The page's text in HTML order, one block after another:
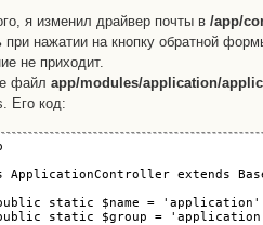
</div>
<div class="row"></div>
<div class="row">
<label>
<div
<input
</label>
<div class="row"></div>
<div class="row comment">
<div
</label>
</div>
я изменил драйвер почты в /app/
при нажатии на кнопку обратной
не приходит.
файл app/modules/application/
Его код:
ApplicationController extends
static $name =
static $group =